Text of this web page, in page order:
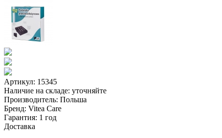
Артикул: 15345
Наличие на складе: уточняйте
Производитель: Польша
Бренд: Vitea Care
Гарантия: 1 год
Доставка